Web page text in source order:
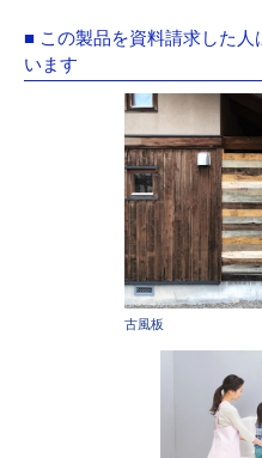
■ この製品を資料請求した
います
古風板